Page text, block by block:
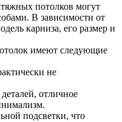
потолков могут
В зависимости от
карниза, его размер и
имеют следующие
не
отличное
подсветки, что